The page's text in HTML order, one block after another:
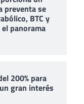
preventa se
BTC y
panorama
200% para
gran interés